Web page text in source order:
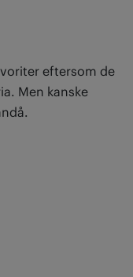
eftersom de
Men kanske